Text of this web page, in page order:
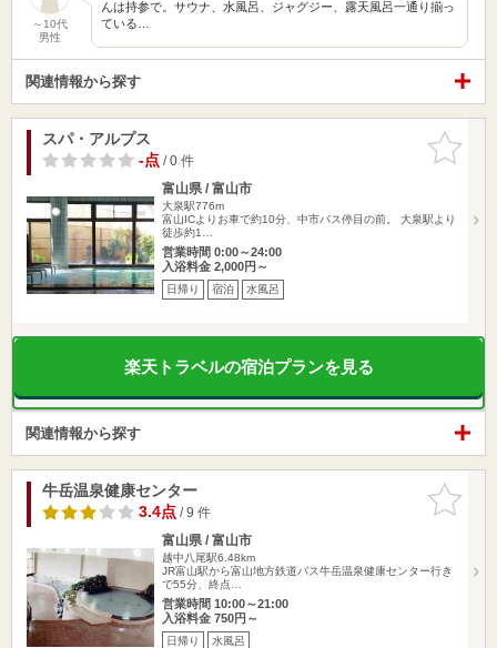
～10代
男性
んは持参で。サウナ、水風呂、ジャグジー、露天風呂一通り揃っ
ている…
関連情報から探す
お気に入
りに追加
スパ・アルプス
-点/ 0 件
富山県 / 富山市
大泉駅776m
富山ICよりお車で約10分、中市バス停目の前。 大泉駅より
徒歩約1…
営業時間 0:00～24:00
入浴料金 2,000円～
日帰り 宿泊 水風呂
楽天トラベルの宿泊プランを見る
関連情報から探す
お気に入
りに追加
牛岳温泉健康センター
3.4点/ 9 件
富山県 / 富山市
越中八尾駅6.48km
JR富山駅から富山地方鉄道バス牛岳温泉健康センター行き
で55分、終点…
営業時間 10:00～21:00
入浴料金 750円～
日帰り 水風呂